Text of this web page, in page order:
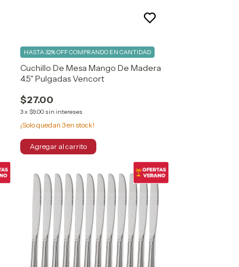
Cuchillo De Mesa Mango De Madera
4.5" Pulgadas Vencort
$27.00
3x $9.00 sin intereses
HASTA 32% OFFCOMPRANDO EN CANTIDAD
¡Solo quedan 3en stock!